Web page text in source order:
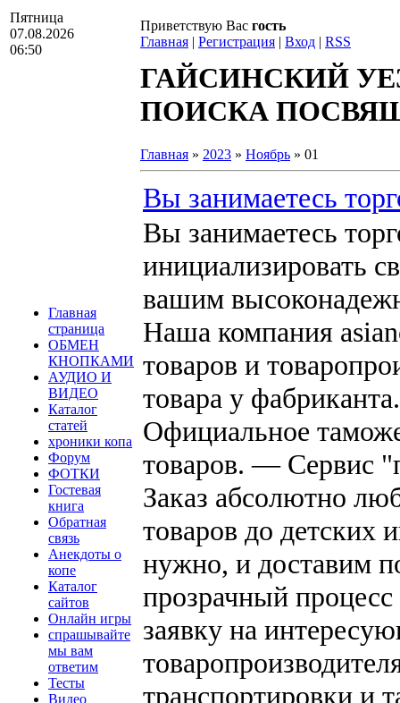
Пятница
07.08.2026
06:50
Приветствую Вас гость
Главная | Регистрация | Вход | RSS
Главная
страница
ОБМЕН
КНОПКАМИ
АУДИО И
ВИДЕО
Каталог
статей
хроники копа
Форум
ФОТКИ
Гостевая
книга
Обратная
связь
Анекдоты о
копе
Каталог
сайтов
Онлайн игры
спрашывайте
мы вам
ответим
Тесты
Видео
ГАЙСИНСКИЙ
ПОИСКА
Главная » 2023 » Ноябрь » 01
Вы занимаетесь
Вы занимаетесь
инициализировать
вашим
Наша компания
товаров и
товара у
Официальное
товаров. — Сервис
Заказ абсолютно
товаров до детских
нужно, и доставим
прозрачный
заявку на
транспортировки и